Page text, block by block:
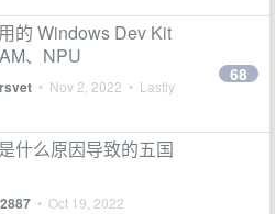
的 Windows Dev Kit
、NPU
• Nov 2, 2022 • Lastly
68
什么原因导致的五国
• Oct 19, 2022